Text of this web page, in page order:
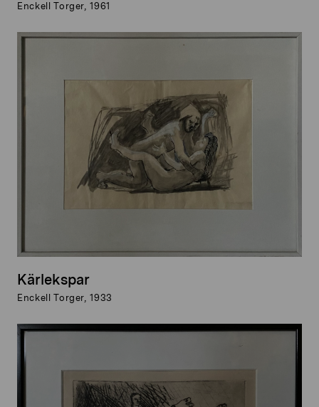
Enckell Torger, 1961
Kärlekspar
Enckell Torger, 1933